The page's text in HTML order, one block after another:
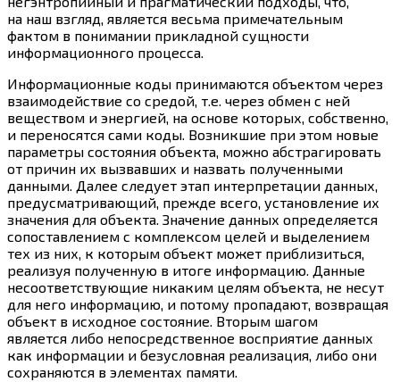
на наш взгляд, является весьма примечательным
фактом в понимании прикладной сущности
информационного процесса.
Информационные коды принимаются объектом через
взаимодействие со средой, т.е. через обмен с ней
веществом и энергией, на основе которых, собственно,
и переносятся сами коды. Возникшие при этом новые
параметры состояния объекта, можно абстрагировать
от причин их вызвавших и назвать полученными
данными. Далее следует этап интерпретации данных,
предусматривающий, прежде всего, установление их
значения для объекта. Значение данных определяется
сопоставлением с комплексом целей и выделением
тех из них, к которым объект может приблизиться,
реализуя полученную в итоге информацию. Данные
несоответствующие никаким целям объекта, не несут
для него информацию, и потому пропадают, возвращая
объект в исходное состояние. Вторым шагом
является либо непосредственное восприятие данных
как информации и безусловная реализация, либо они
сохраняются в элементах памяти.